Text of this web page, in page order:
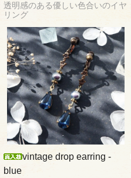
透明感のある優しい色合いのイヤ
リング
vintage drop earring -
blue